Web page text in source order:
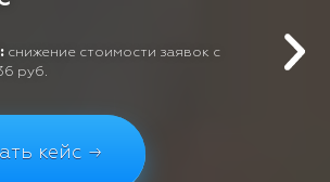
снижение стоимости заявок с
руб.
кейс →